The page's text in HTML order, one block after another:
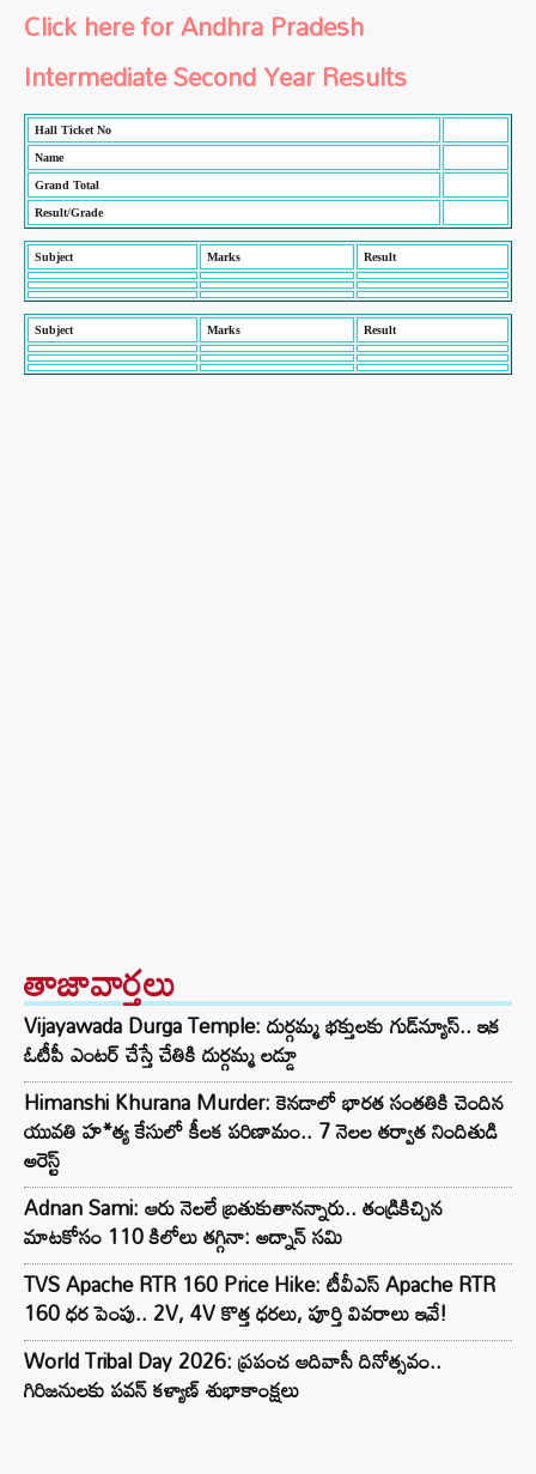
Click here for Andhra Pradesh
Intermediate Second Year Results
Hall Ticket No
Name
Grand Total
Result/Grade
Subject Marks Result
Subject Marks Result
తాజావార్తలు
Vijayawada Durga Temple: దుర్గమ్మ భక్తులకు గుడ్‌న్యూస్.. ఇక
ఓటీపీ ఎంటర్ చేస్తే చేతికి దుర్గమ్మ లడ్డూ
Himanshi Khurana Murder: కెనడాలో భారత సంతతికి చెందిన
యువతి హ*త్య కేసులో కీలక పరిణామం.. 7 నెలల తర్వాత నిందితుడి
అరెస్ట్
Adnan Sami: ఆరు నెలలే బ్రతుకుతానన్నారు.. తండ్రికిచ్చిన
మాటకోసం 110 కిలోలు తగ్గినా: అద్నాన్ సమి
TVS Apache RTR 160 Price Hike: టీవీఎస్ Apache RTR
160 ధర పెంపు.. 2V, 4V కొత్త ధరలు, పూర్తి వివరాలు ఇవే!
World Tribal Day 2026: ప్రపంచ ఆదివాసీ దినోత్సవం..
గిరిజనులకు పవన్ కళ్యాణ్ శుభాకాంక్షలు